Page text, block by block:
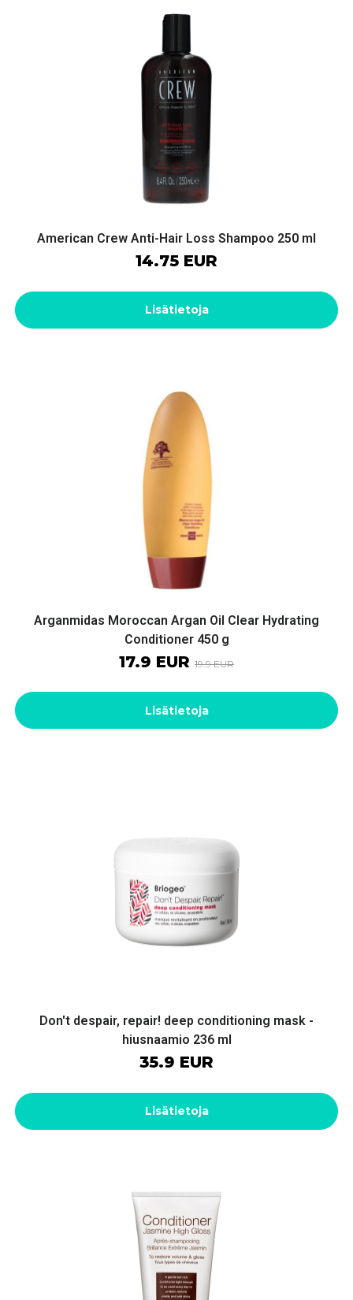
American Crew Anti-Hair Loss Shampoo 250 ml
14.75 EUR
Lisätietoja
Arganmidas Moroccan Argan Oil Clear Hydrating
Conditioner 450 g
17.9 EUR 19.9 EUR
Lisätietoja
Don't despair, repair! deep conditioning mask -
hiusnaamio 236 ml
35.9 EUR
Lisätietoja